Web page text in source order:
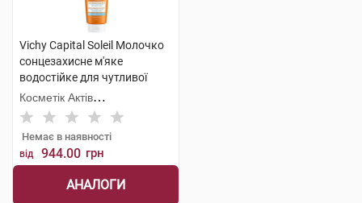
Vichy Capital Soleil Молочко
сонцезахисне м'яке
водостійке для чутливої
шкіри дітей SPF50 300 мл 1
туба
Косметік Актів
Інтернаціональ
Немає в наявності
від 944.00 грн
АНАЛОГИ